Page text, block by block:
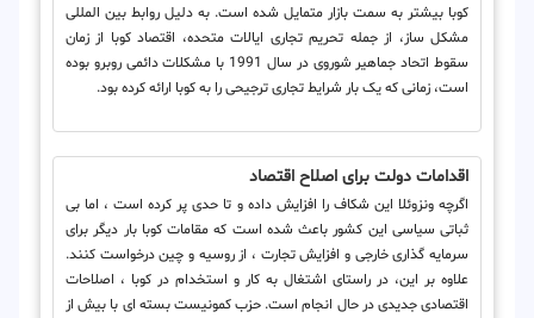
کوبا بیشتر به سمت بازار متمایل شده است. به دلیل روابط بین المللی
مشکل ساز، از جمله تحریم تجاری ایالات متحده، اقتصاد کوبا از زمان
سقوط اتحاد جماهیر شوروی در سال 1991 با مشکلات دائمی روبرو بوده
است، زمانی که یک بار شرایط تجاری ترجیحی را به کوبا ارائه کرده بود.
اقدامات دولت برای اصلاح اقتصاد
اگرچه ونزوئلا این شکاف را افزایش داده و تا حدی پر کرده است ، اما بی
ثباتی سیاسی این کشور باعث شده است که مقامات کوبا بار دیگر برای
سرمایه گذاری خارجی و افزایش تجارت ، از روسیه و چین درخواست کنند.
علاوه بر این، در راستای اشتغال به کار و استخدام در کوبا ، اصلاحات
اقتصادی جدیدی در حال انجام است. حزب کمونیست بسته ای با بیش از